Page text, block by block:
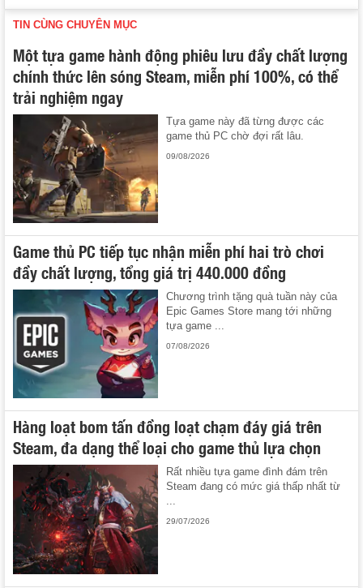
TIN CÙNG CHUYÊN MỤC
Một tựa game hành động phiêu lưu đầy chất lượng
chính thức lên sóng Steam, miễn phí 100%, có thể
trải nghiệm ngay
Tựa game này đã từng được các
game thủ PC chờ đợi rất lâu.
09/08/2026
Game thủ PC tiếp tục nhận miễn phí hai trò chơi
đầy chất lượng, tổng giá trị 440.000 đồng
Chương trình tặng quà tuần này của
Epic Games Store mang tới những
tựa game ...
07/08/2026
Hàng loạt bom tấn đồng loạt chạm đáy giá trên
Steam, đa dạng thể loại cho game thủ lựa chọn
Rất nhiều tựa game đình đám trên
Steam đang có mức giá thấp nhất từ
...
29/07/2026